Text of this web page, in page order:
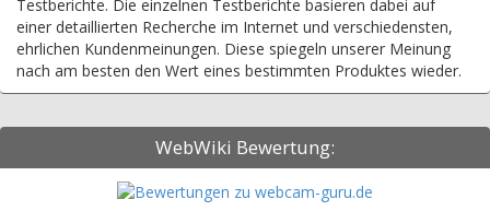
Testberichte. Die einzelnen Testberichte basieren dabei auf
einer detaillierten Recherche im Internet und verschiedensten,
ehrlichen Kundenmeinungen. Diese spiegeln unserer Meinung
nach am besten den Wert eines bestimmten Produktes wieder.
WebWiki Bewertung: